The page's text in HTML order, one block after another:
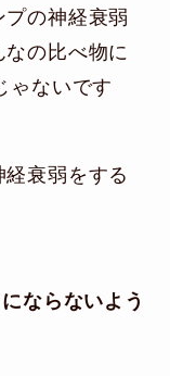
の神経衰弱
の比べ物に
ゃないです
衰弱をする
ならないよう